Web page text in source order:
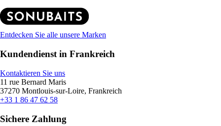
Entdecken Sie alle unsere Marken
Kundendienst in Frankreich
Kontaktieren Sie uns
11 rue Bernard Maris
37270 Montlouis-sur-Loire, Frankreich
+33 1 86 47 62 58
Sichere Zahlung